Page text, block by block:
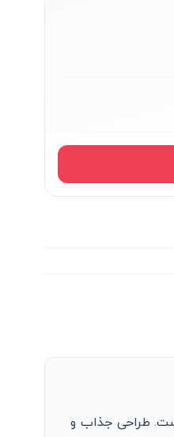
طراحی جذاب و